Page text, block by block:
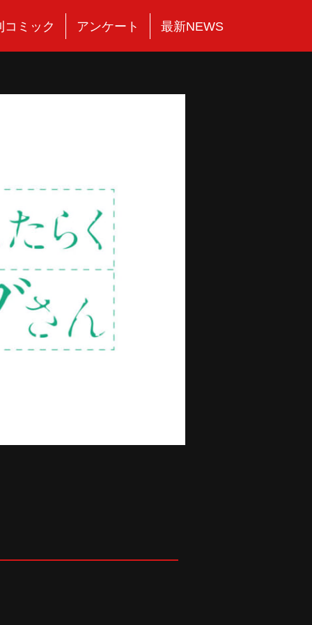
コミック アンケート 最新NEWS